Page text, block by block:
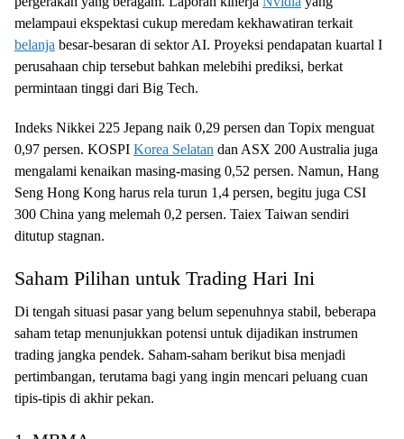
melampaui ekspektasi cukup meredam kekhawatiran terkait
belanja besar-besaran di sektor AI. Proyeksi pendapatan kuartal I
perusahaan chip tersebut bahkan melebihi prediksi, berkat
permintaan tinggi dari Big Tech.
Indeks Nikkei 225 Jepang naik 0,29 persen dan Topix menguat
0,97 persen. KOSPI Korea Selatan dan ASX 200 Australia juga
mengalami kenaikan masing-masing 0,52 persen. Namun, Hang
Seng Hong Kong harus rela turun 1,4 persen, begitu juga CSI
300 China yang melemah 0,2 persen. Taiex Taiwan sendiri
ditutup stagnan.
Saham Pilihan untuk Trading Hari Ini
Di tengah situasi pasar yang belum sepenuhnya stabil, beberapa
saham tetap menunjukkan potensi untuk dijadikan instrumen
trading jangka pendek. Saham-saham berikut bisa menjadi
pertimbangan, terutama bagi yang ingin mencari peluang cuan
tipis-tipis di akhir pekan.